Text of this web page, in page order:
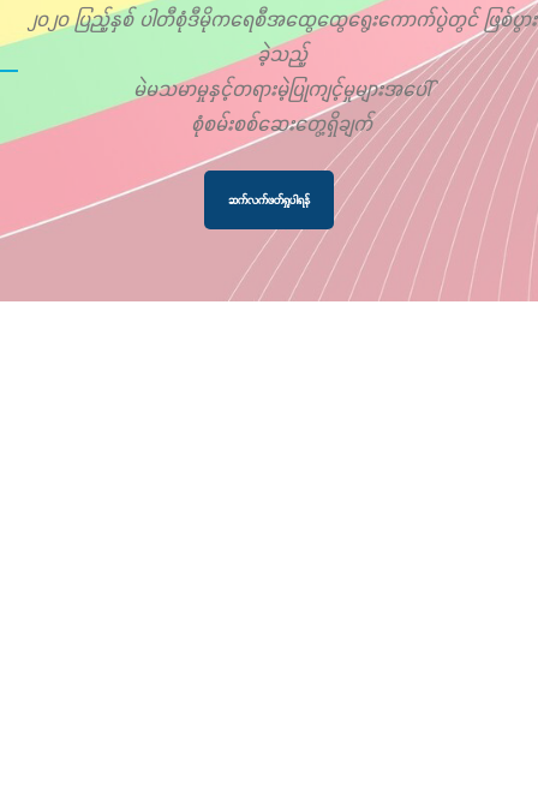
၂၀၂၀ ပြည့်နှစ် ပါတီစုံဒီမိုကရေစီအထွေထွေရွေးကောက်ပွဲတွင် ဖြစ်ပွား
ခဲ့သည့်
မဲမသမာမှုနှင့်တရားမဲ့ပြုကျင့်မှုများအပေါ်
စုံစမ်းစစ်ဆေးတွေ့ရှိချက်
ဆက်လက်ဖတ်ရှုပါရန်